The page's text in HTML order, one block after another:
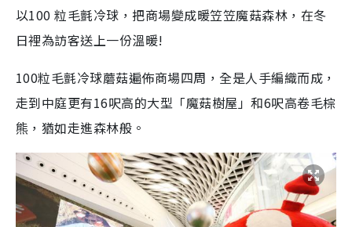
以100 粒毛氈冷球，把商場變成暖笠笠魔菇森林，在冬
日裡為訪客送上一份溫暖!
100粒毛氈冷球蘑菇遍佈商場四周，全是人手編織而成，
走到中庭更有16呎高的大型「魔菇樹屋」和6呎高卷毛棕
熊，猶如走進森林般。